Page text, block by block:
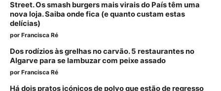
Street. Os smash burgers mais virais do País têm uma
nova loja. Saiba onde fica (e quanto custam estas
delícias)
por Francisca Ré
Dos rodízios às grelhas no carvão. 5 restaurantes no
Algarve para se lambuzar com peixe assado
por Francisca Ré
Há dois pratos icónicos de polvo que estão de regresso